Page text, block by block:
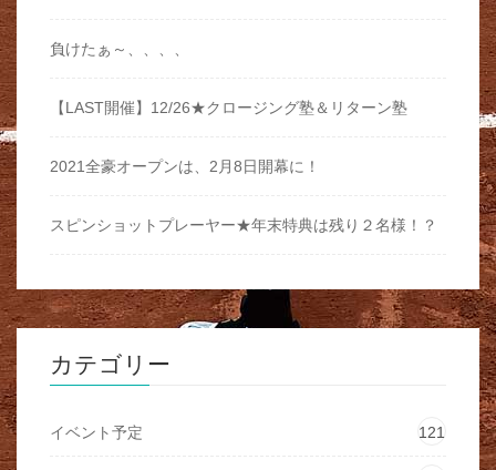
負けたぁ～、、、、
【LAST開催】12/26★クロージング塾＆リターン塾
2021全豪オープンは、2月8日開幕に！
スピンショットプレーヤー★年末特典は残り２名様！？
カテゴリー
イベント予定 121